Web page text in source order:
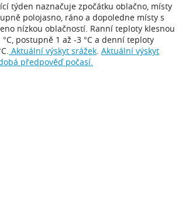
týden naznačuje zpočátku oblačno, místy
polojasno, ráno a dopoledne místy s
nízkou oblačností. Ranní teploty klesnou
postupně 1 až -3 °C a denní teploty
Aktuální výskyt srážek. Aktuální výskyt
předpověď počasí.